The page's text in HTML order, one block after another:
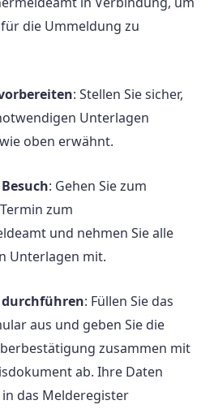
die Ummeldung zu
: Stellen Sie sicher,
Unterlagen
oben erwähnt.
: Gehen Sie zum
zum
und nehmen Sie alle
Unterlagen mit.
: Füllen Sie das
aus und geben Sie die
zusammen mit
ab. Ihre Daten
das Melderegister